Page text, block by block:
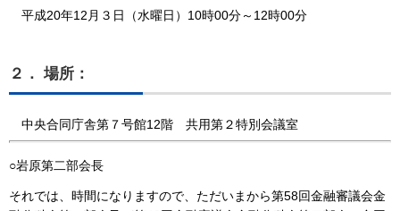
平成20年12月３日（水曜日）10時00分～12時00分
２． 場所：
中央合同庁舎第７号館12階 共用第２特別会議室
○岩原第二部会長
それでは、時間になりますので、ただいまから第58回金融審議会金